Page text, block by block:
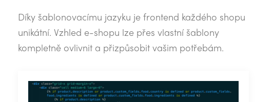
Díky šablonovacímu jazyku je frontend každého shopu
unikátní. Vzhled e-shopu lze přes vlastní šablony
kompletně ovlivnit a přizpůsobit vašim potřebám.